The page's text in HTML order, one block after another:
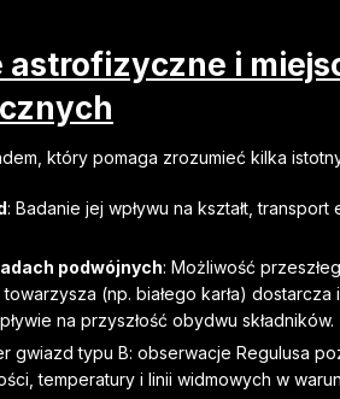
astrofizyczne i
który pomaga zrozumieć kilka
: Badanie jej wpływu na kształt,
podwójnych: Możliwość
(np. białego karła)
na przyszłość obydwu składników.
gwiazd typu B: obserwacje Regulusa
temperatury i linii widmowych w